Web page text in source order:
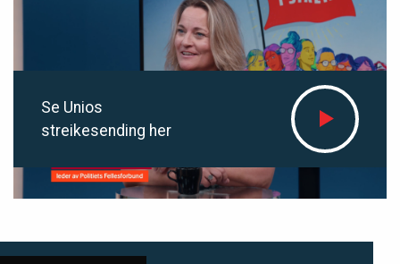
Se Unios
streikesending her